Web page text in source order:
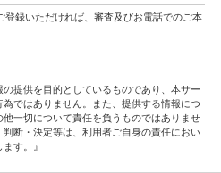
録いただければ、審査及びお電話でのご本
の提供を目的としているものであり、本サー
ではありません。また、提供する情報につ
一切について責任を負うものではありませ
断・決定等は、利用者ご自身の責任におい
す。』